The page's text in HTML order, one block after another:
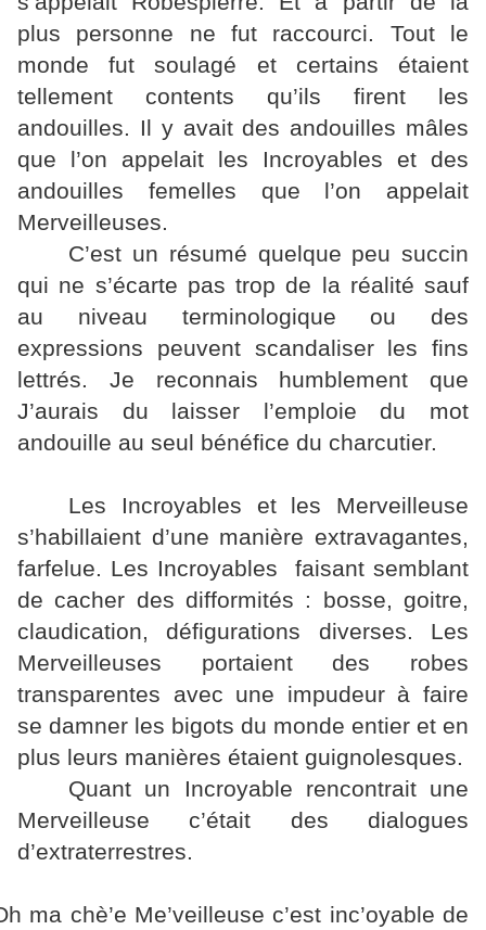
plus personne ne fut raccourci. Tout le
monde fut soulagé et certains étaient
tellement contents qu’ils firent les
andouilles. Il y avait des andouilles mâles
que l’on appelait les Incroyables et des
andouilles femelles que l’on appelait
Merveilleuses.
C’est un résumé quelque peu succin
qui ne s’écarte pas trop de la réalité sauf
au niveau terminologique ou des
expressions peuvent scandaliser les fins
lettrés. Je reconnais humblement que
J’aurais du laisser l’emploie du mot
andouille au seul bénéfice du charcutier.
Les Incroyables et les Merveilleuse
s’habillaient d’une manière extravagantes,
farfelue. Les Incroyables faisant semblant
de cacher des difformités : bosse, goitre,
claudication, défigurations diverses. Les
Merveilleuses portaient des robes
transparentes avec une impudeur à faire
se damner les bigots du monde entier et en
plus leurs manières étaient guignolesques.
Quant un Incroyable rencontrait une
Merveilleuse c’était des dialogues
d’extraterrestres.
ma chè’e Me’veilleuse c’est inc’oyable de